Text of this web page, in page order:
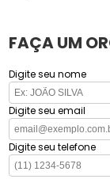
FAÇA UM
Digite seu nome
Digite seu email
Digite seu telefone